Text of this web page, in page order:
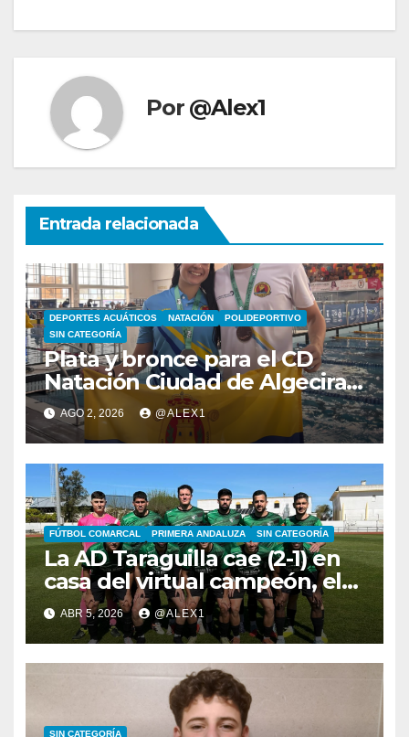
Por @Alex1
Entrada relacionada
DEPORTES ACUÁTICOS NATACIÓN
POLIDEPORTIVO
SIN CATEGORÍA
Plata y bronce para el CD
Natación Ciudad de Algeciras
en la segunda jornada del
XXXV Andaluz Absoluto-
Junior
AGO 2, 2026 @ALEX1
FÚTBOL COMARCAL PRIMERA ANDALUZA SIN CATEGORÍA
La AD Taraguilla cae (2-1) en
casa del virtual campeón, el
Rayo Sanluqueño, pero sigue
en la lucha por el ‘play-off’
ABR 5, 2026 @ALEX1
SIN CATEGORÍA